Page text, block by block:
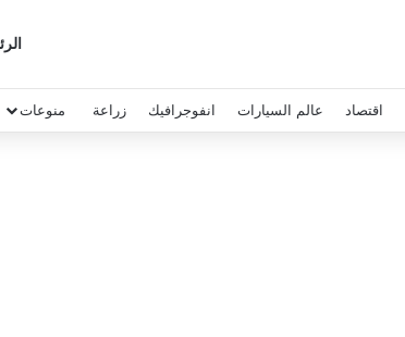
اقتصاد عالم السيارات انفوجرافيك زراعة منوعات